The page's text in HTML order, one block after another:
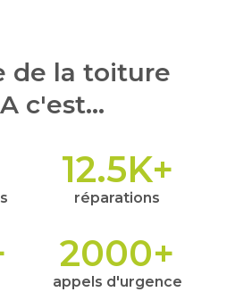
de la toiture
c'est...
réparations
12.5K+
appels d'urgence
2000+